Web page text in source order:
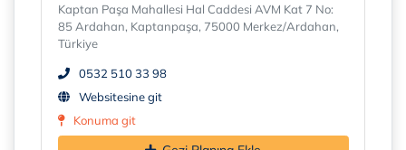
Kaptan Paşa Mahallesi Hal Caddesi AVM Kat 7 No:
85 Ardahan, Kaptanpaşa, 75000 Merkez/Ardahan,
Türkiye
0532 510 33 98
Websitesine git
Konuma git